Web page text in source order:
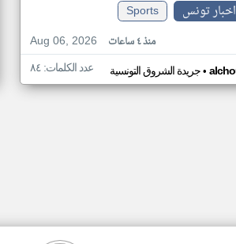
اخبار تونس
Sports
Aug 06, 2026
منذ ٤ ساعات
جريدة الشروق التونسية• عدد الكلمات: ٨٤